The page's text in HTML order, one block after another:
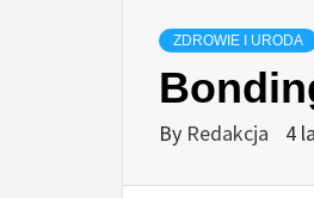
ZDROWIE I URODA
By Redakcja 4